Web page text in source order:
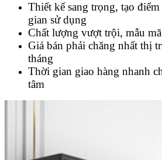
Thiết kế sang trọng, tạo
gian sử dụng
Chất lượng vượt trội, mẫu
Giá bán phải chăng nhất thị
tháng
Thời gian giao hàng nhanh
tâm